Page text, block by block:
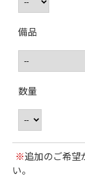
備品
数量
※追加のご希望
い。